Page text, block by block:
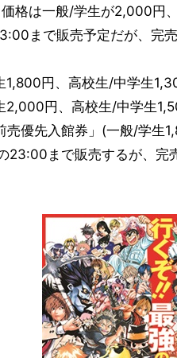
格は一般/学生が2,000円
まで販売予定だが、完売
1,800円、高校生/中学生
2,000円、高校生/中学生
売優先入館券」(一般/学生
23:00まで販売するが、完